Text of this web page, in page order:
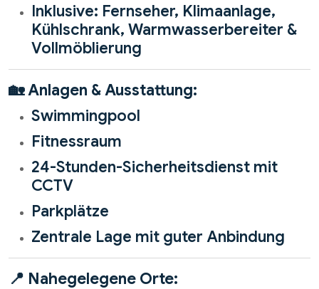
Inklusive: Fernseher, Klimaanlage,
Kühlschrank, Warmwasserbereiter &
Vollmöblierung
🏡Anlagen & Ausstattung:
Swimmingpool
Fitnessraum
24-Stunden-Sicherheitsdienst mit
CCTV
Parkplätze
Zentrale Lage mit guter Anbindung
📍 Nahegelegene Orte: